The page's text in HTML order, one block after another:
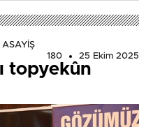
ASAYİŞ
180
25 Ekim 2025
topyekûn